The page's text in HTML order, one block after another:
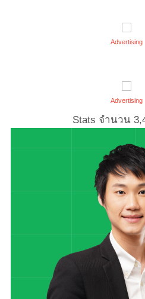
Advertising
Advertising
Stats จำนวน